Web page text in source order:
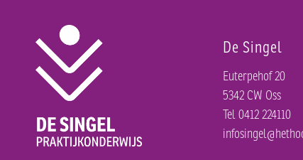
De Singel
Euterpehof 20
5342 CW Oss
Tel 0412 224110